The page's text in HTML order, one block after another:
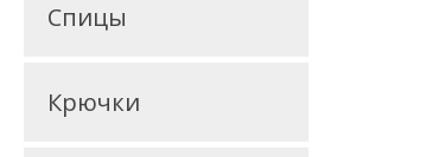
Спицы
Крючки